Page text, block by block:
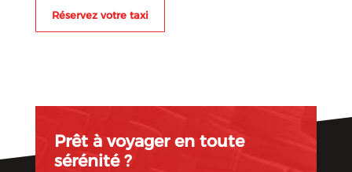
Réservez votre taxi
Prêt à voyager en toute
sérénité ?